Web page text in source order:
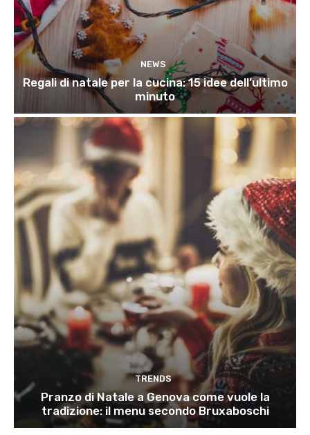
NEWS
Regali di natale per la cucina: 15 idee dell’ultimo
minuto
TRENDS
Pranzo di Natale a Genova come vuole la
tradizione: il menu secondo Bruxaboschi